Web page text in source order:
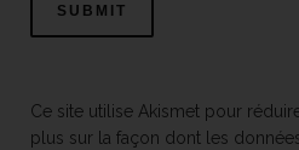
Ce site utilise Akismet pour
plus sur la façon dont les